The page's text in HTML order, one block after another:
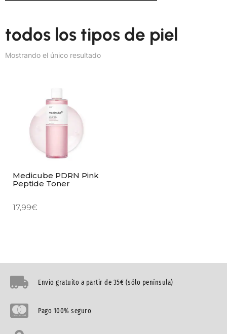
todos los tipos de piel
Mostrando el único resultado
Medicube PDRN Pink
Peptide Toner
17,99€
Envío gratuíto a partir de 35€ (sólo península)
Pago 100% seguro